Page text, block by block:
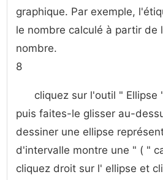
graphique. Par exemple,
le nombre calculé à partir de
nombre.
8
cliquez sur l'outil "
puis faites-le glisser au-
dessiner une ellipse
d'intervalle montre une " ( "
cliquez droit sur l' ellipse et